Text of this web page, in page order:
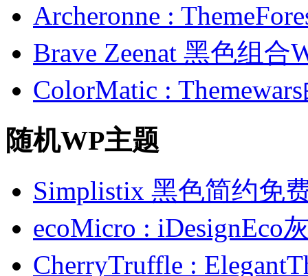
Archeronne :
Brave Zeenat 黑色组合
ColorMatic :
随机WP主题
Simplistix 黑色简约免
ecoMicro : iDesignEco
CherryTruffle :